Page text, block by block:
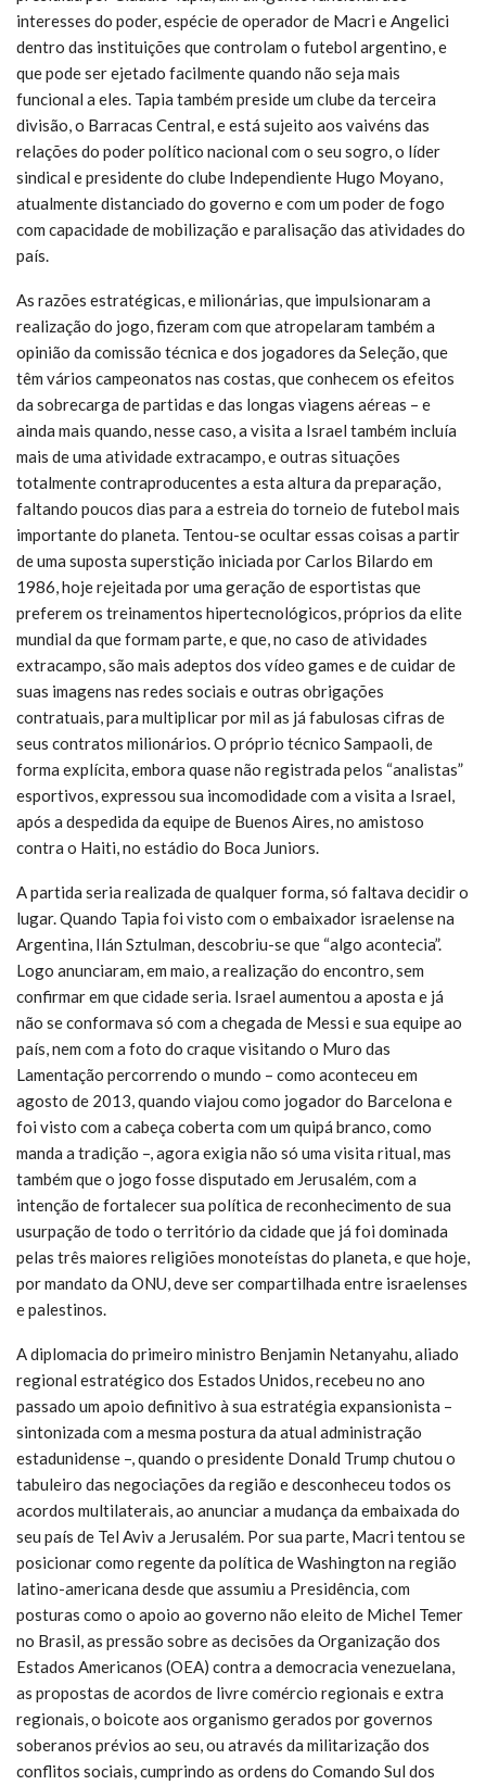
interesses do poder, espécie de operador de Macri e Angelici
dentro das instituições que controlam o futebol argentino, e
que pode ser ejetado facilmente quando não seja mais
funcional a eles. Tapia também preside um clube da terceira
divisão, o Barracas Central, e está sujeito aos vaivéns das
relações do poder político nacional com o seu sogro, o líder
sindical e presidente do clube Independiente Hugo Moyano,
atualmente distanciado do governo e com um poder de fogo
com capacidade de mobilização e paralisação das atividades do
país.
As razões estratégicas, e milionárias, que impulsionaram a
realização do jogo, fizeram com que atropelaram também a
opinião da comissão técnica e dos jogadores da Seleção, que
têm vários campeonatos nas costas, que conhecem os efeitos
da sobrecarga de partidas e das longas viagens aéreas – e
ainda mais quando, nesse caso, a visita a Israel também incluía
mais de uma atividade extracampo, e outras situações
totalmente contraproducentes a esta altura da preparação,
faltando poucos dias para a estreia do torneio de futebol mais
importante do planeta. Tentou-se ocultar essas coisas a partir
de uma suposta superstição iniciada por Carlos Bilardo em
1986, hoje rejeitada por uma geração de esportistas que
preferem os treinamentos hipertecnológicos, próprios da elite
mundial da que formam parte, e que, no caso de atividades
extracampo, são mais adeptos dos vídeo games e de cuidar de
suas imagens nas redes sociais e outras obrigações
contratuais, para multiplicar por mil as já fabulosas cifras de
seus contratos milionários. O próprio técnico Sampaoli, de
forma explícita, embora quase não registrada pelos “analistas”
esportivos, expressou sua incomodidade com a visita a Israel,
após a despedida da equipe de Buenos Aires, no amistoso
contra o Haiti, no estádio do Boca Juniors.
A partida seria realizada de qualquer forma, só faltava decidir o
lugar. Quando Tapia foi visto com o embaixador israelense na
Argentina, Ilán Sztulman, descobriu-se que “algo acontecia”.
Logo anunciaram, em maio, a realização do encontro, sem
confirmar em que cidade seria. Israel aumentou a aposta e já
não se conformava só com a chegada de Messi e sua equipe ao
país, nem com a foto do craque visitando o Muro das
Lamentação percorrendo o mundo – como aconteceu em
agosto de 2013, quando viajou como jogador do Barcelona e
foi visto com a cabeça coberta com um quipá branco, como
manda a tradição –, agora exigia não só uma visita ritual, mas
também que o jogo fosse disputado em Jerusalém, com a
intenção de fortalecer sua política de reconhecimento de sua
usurpação de todo o território da cidade que já foi dominada
pelas três maiores religiões monoteístas do planeta, e que hoje,
por mandato da ONU, deve ser compartilhada entre israelenses
e palestinos.
A diplomacia do primeiro ministro Benjamin Netanyahu, aliado
regional estratégico dos Estados Unidos, recebeu no ano
passado um apoio definitivo à sua estratégia expansionista –
sintonizada com a mesma postura da atual administração
estadunidense –, quando o presidente Donald Trump chutou o
tabuleiro das negociações da região e desconheceu todos os
acordos multilaterais, ao anunciar a mudança da embaixada do
seu país de Tel Aviv a Jerusalém. Por sua parte, Macri tentou se
posicionar como regente da política de Washington na região
latino-americana desde que assumiu a Presidência, com
posturas como o apoio ao governo não eleito de Michel Temer
no Brasil, as pressão sobre as decisões da Organização dos
Estados Americanos (OEA) contra a democracia venezuelana,
as propostas de acordos de livre comércio regionais e extra
regionais, o boicote aos organismo gerados por governos
soberanos prévios ao seu, ou através da militarização dos
conflitos sociais, cumprindo as ordens do Comando Sul dos